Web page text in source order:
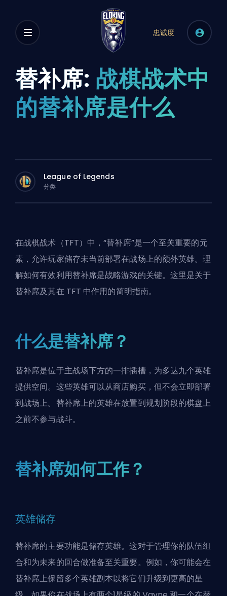
忠诚度
替补席: 战棋战术中
的替补席是什么
League of Legends
分类
在战棋战术 （TFT）中，“替补席”是一个至关重要的元
素，允许玩家储存未当前部署在战场上的额外英雄。理
解如何有效利用替补席是战略游戏的关键。这里是关于
替补席及其在 TFT 中作用的简明指南。
什么是替补席？
替补席是位于主战场下方的一排插槽，为多达九个英雄
提供空间。这些英雄可以从商店购买，但不会立即部署
到战场上。替补席上的英雄在放置到规划阶段的棋盘上
之前不参与战斗。
替补席如何工作？
英雄储存
替补席的主要功能是储存英雄。这对于管理你的队伍组
合和为未来的回合做准备至关重要。例如，你可能会在
替补席上保留多个英雄副本以将它们升级到更高的星